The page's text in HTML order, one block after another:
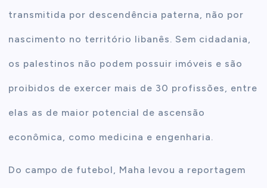
transmitida por descendência paterna, não por
nascimento no território libanês. Sem cidadania,
os palestinos não podem possuir imóveis e são
proibidos de exercer mais de 30 profissões, entre
elas as de maior potencial de ascensão
econômica, como medicina e engenharia.
Do campo de futebol, Maha levou a reportagem